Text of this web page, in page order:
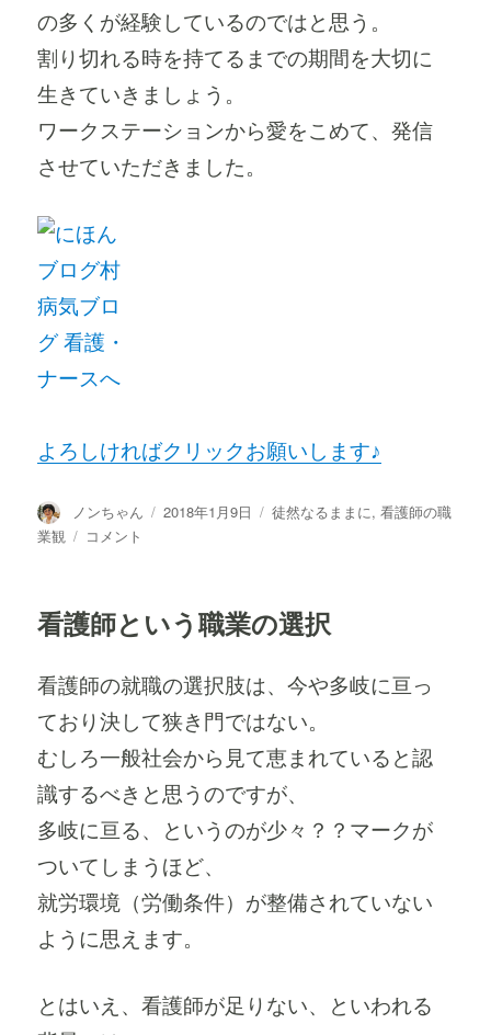
の多くが経験しているのではと思う。
割り切れる時を持てるまでの期間を大切に
生きていきましょう。
ワークステーションから愛をこめて、発信
させていただきました。
よろしければクリックお願いします♪
投
稿
ノンちゃん
投
2018年1月9日
カ
徒然なるままに,看護師の職
業観
女
生
考
～
2016
の
出
生
率
低
下
（100
人
回
コメント
看護師という職業の選択
看護師の就職の選択肢は、今や多岐に亘っ
ており決して狭き門ではない。
むしろ一般社会から見て恵まれていると認
識するべきと思うのですが、
多岐に亘る、というのが少々？？マークが
ついてしまうほど、
就労環境（労働条件）が整備されていない
ように思えます。
とはいえ、看護師が足りない、といわれる